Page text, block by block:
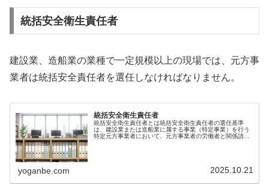
統括安全衛生責任者
建設業、造船業の業種で一定規模以上の現場では、元方事
業者は統括安全責任者を選任しなければなりません。
統括安全衛生責任者
統括安全衛生責任者とは統括安全衛生責任者の選任基準
は、建設業または造船業に属する事業（特定事業）を行う
特定元方事業者において、元方事業者の労働者と関係請負
yoganbe.com 2025.10.21